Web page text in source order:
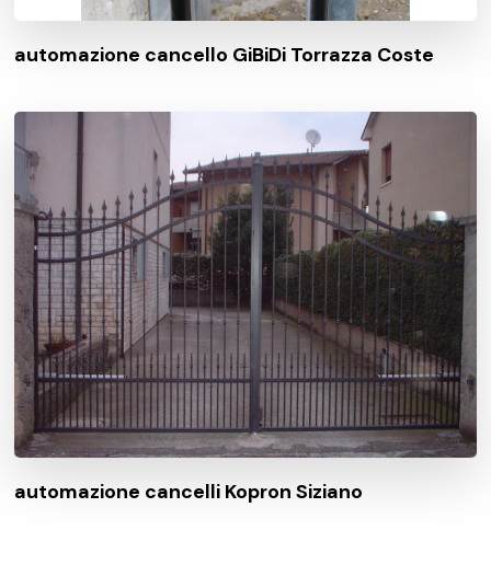
automazione cancello GiBiDi Torrazza Coste
automazione cancelli Kopron Siziano